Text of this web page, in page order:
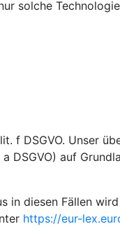
solche
f DSGVO. Unser
DSGVO) auf
in diesen Fällen
https://eur-